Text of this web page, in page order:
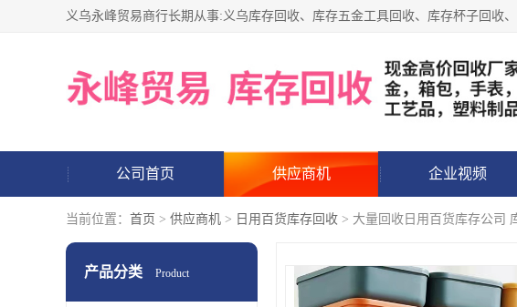
公司首页 供应商机 企业视频
当前位置： 首页 > 供应商机 > 日用百货库存回收 > 大量回收日用百货库存公司
产品分类 Product